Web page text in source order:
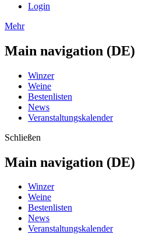
Login
Mehr
Main navigation (DE)
Winzer
Weine
Bestenlisten
News
Veranstaltungskalender
Schließen
Main navigation (DE)
Winzer
Weine
Bestenlisten
News
Veranstaltungskalender